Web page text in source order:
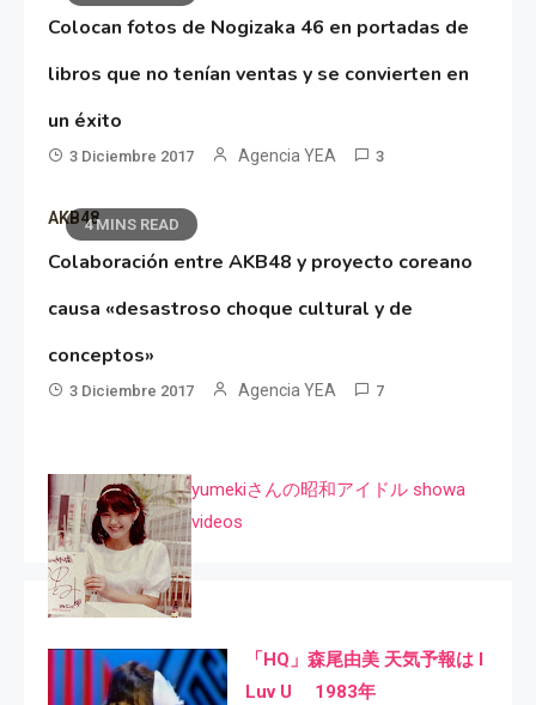
Colocan fotos de Nogizaka 46 en portadas de
libros que no tenían ventas y se convierten en
un éxito
3 Diciembre 2017 Agencia YEA 3
4 MINS READ
AKB48
Colaboración entre AKB48 y proyecto coreano
causa «desastroso choque cultural y de
conceptos»
3 Diciembre 2017 Agencia YEA 7
yumekiさんの昭和アイドル showa
videos
「HQ」森尾由美 天気予報は I
Luv U 1983年